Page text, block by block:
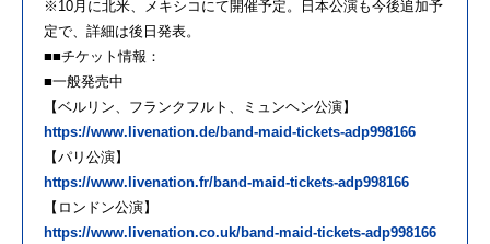
※10月に北米、メキシコにて開催予定。日本公演も今後追加予
定で、詳細は後日発表。
■■チケット情報：
■一般発売中
【ベルリン、フランクフルト、ミュンヘン公演】
https://www.livenation.de/band-maid-tickets-adp998166
【パリ公演】
https://www.livenation.fr/band-maid-tickets-adp998166
【ロンドン公演】
https://www.livenation.co.uk/band-maid-tickets-adp998166